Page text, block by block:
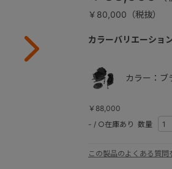
￥80,000（税抜）
カラーバリエーショ
カラー：ブ
￥88,000
- / ○在庫あり 数量
この製品のよくある質問